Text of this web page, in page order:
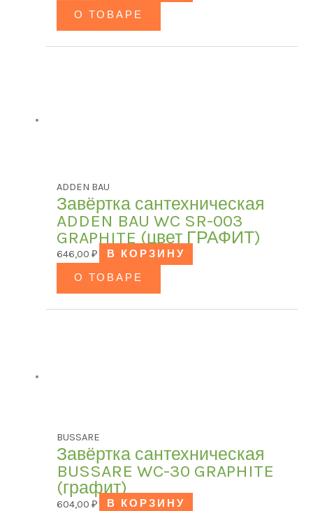
О ТОВАРЕ
ADDEN BAU
Завёртка сантехническая
ADDEN BAU WC SR-003
GRAPHITE (цвет ГРАФИТ)
646,00 ₽
В КОРЗИНУ
О ТОВАРЕ
BUSSARE
Завёртка сантехническая
BUSSARE WC-30 GRAPHITE
(графит)
604,00 ₽
В КОРЗИНУ